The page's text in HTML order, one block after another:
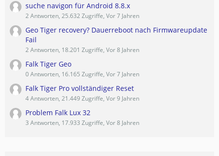
suche navigon für Android 8.8.x
2 Antworten, 25.632 Zugriffe, Vor 7 Jahren
Geo Tiger recovery? Dauerreboot nach Firmwareupdate
Fail
2 Antworten, 18.201 Zugriffe, Vor 8 Jahren
Falk Tiger Geo
0 Antworten, 16.165 Zugriffe, Vor 7 Jahren
Falk Tiger Pro vollständiger Reset
4 Antworten, 21.449 Zugriffe, Vor 9 Jahren
Problem Falk Lux 32
3 Antworten, 17.933 Zugriffe, Vor 8 Jahren